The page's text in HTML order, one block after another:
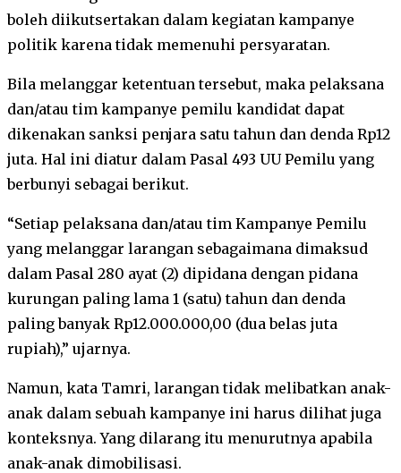
boleh diikutsertakan dalam kegiatan kampanye
politik karena tidak memenuhi persyaratan.
Bila melanggar ketentuan tersebut, maka pelaksana
dan/atau tim kampanye pemilu kandidat dapat
dikenakan sanksi penjara satu tahun dan denda Rp12
juta. Hal ini diatur dalam Pasal 493 UU Pemilu yang
berbunyi sebagai berikut.
“Setiap pelaksana dan/atau tim Kampanye Pemilu
yang melanggar larangan sebagaimana dimaksud
dalam Pasal 280 ayat (2) dipidana dengan pidana
kurungan paling lama 1 (satu) tahun dan denda
paling banyak Rp12.000.000,00 (dua belas juta
rupiah),” ujarnya.
Namun, kata Tamri, larangan tidak melibatkan anak-
anak dalam sebuah kampanye ini harus dilihat juga
konteksnya. Yang dilarang itu menurutnya apabila
anak-anak dimobilisasi.